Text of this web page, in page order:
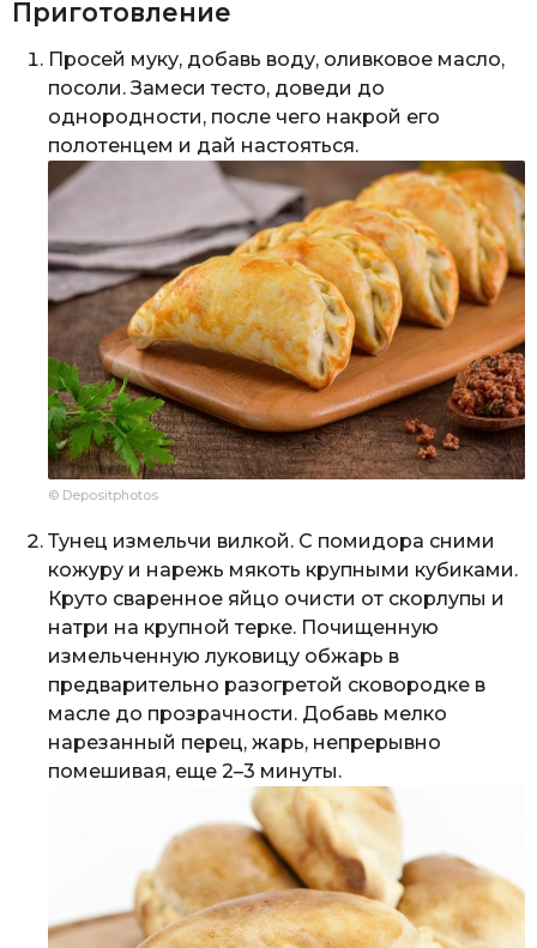
Приготовление
Просей муку, добавь воду, оливковое масло,
посоли. Замеси тесто, доведи до
однородности, после чего накрой его
полотенцем и дай настояться.
© Depositphotos
Тунец измельчи вилкой. С помидора сними
кожуру и нарежь мякоть крупными кубиками.
Круто сваренное яйцо очисти от скорлупы и
натри на крупной терке. Почищенную
измельченную луковицу обжарь в
предварительно разогретой сковородке в
масле до прозрачности. Добавь мелко
нарезанный перец, жарь, непрерывно
помешивая, еще 2–3 минуты.